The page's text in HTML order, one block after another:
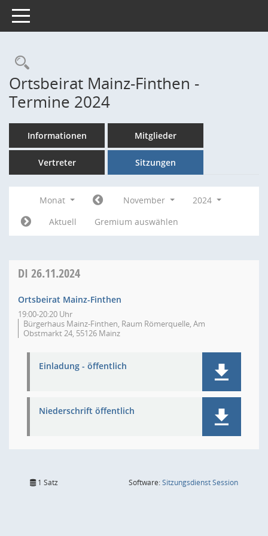
Toggle navigation
Rechercheauswahl
Ortsbeirat Mainz-Finthen -
Termine 2024
Informationen Mitglieder
Vertreter Sitzungen
Monat November
2024
Aktuell
Gremium auswählen
DI 26.11.2024
Ortsbeirat Mainz-Finthen
19:00-20:20 Uhr
Bürgerhaus Mainz-Finthen, Raum Römerquelle, Am
Obstmarkt 24, 55126 Mainz
Einladung - öffentlich
Niederschrift öffentlich
1 Satz Software:SitzungsdienstSession(Wird in